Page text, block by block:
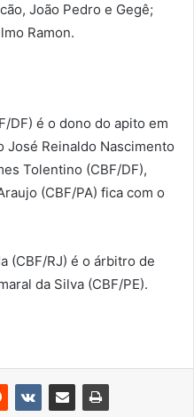
João Pedro e Gegê;
Ramon.
DF) é o dono do apito em
José Reinaldo Nascimento
Tolentino (CBF/DF),
(CBF/PA) fica com o
(CBF/RJ) é o árbitro de
da Silva (CBF/PE).